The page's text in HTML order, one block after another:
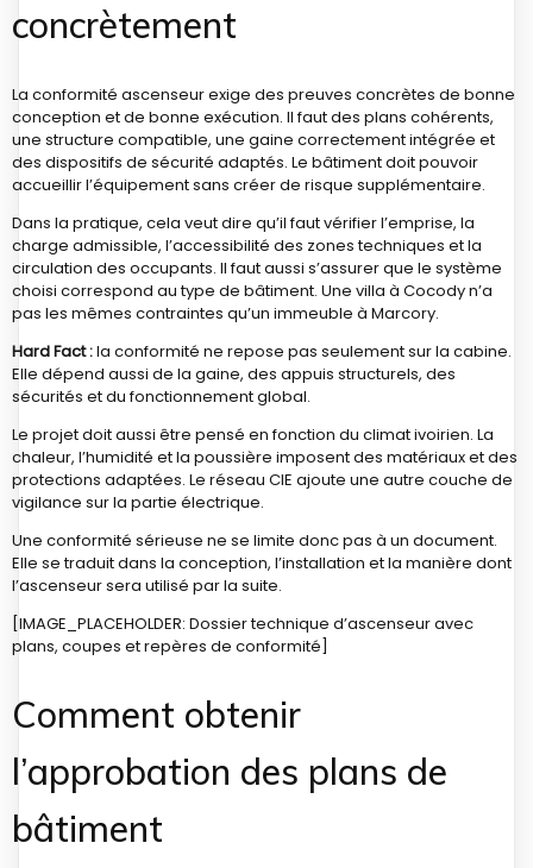
concrètement
La conformité ascenseur exige des preuves concrètes de bonne
conception et de bonne exécution. Il faut des plans cohérents,
une structure compatible, une gaine correctement intégrée et
des dispositifs de sécurité adaptés. Le bâtiment doit pouvoir
accueillir l’équipement sans créer de risque supplémentaire.
Dans la pratique, cela veut dire qu’il faut vérifier l’emprise, la
charge admissible, l’accessibilité des zones techniques et la
circulation des occupants. Il faut aussi s’assurer que le système
choisi correspond au type de bâtiment. Une villa à Cocody n’a
pas les mêmes contraintes qu’un immeuble à Marcory.
Hard Fact :la conformité ne repose pas seulement sur la cabine.
Elle dépend aussi de la gaine, des appuis structurels, des
sécurités et du fonctionnement global.
Le projet doit aussi être pensé en fonction du climat ivoirien. La
chaleur, l’humidité et la poussière imposent des matériaux et des
protections adaptées. Le réseau CIE ajoute une autre couche de
vigilance sur la partie électrique.
Une conformité sérieuse ne se limite donc pas à un document.
Elle se traduit dans la conception, l’installation et la manière dont
l’ascenseur sera utilisé par la suite.
[IMAGE_PLACEHOLDER: Dossier technique d’ascenseur avec
plans, coupes et repères de conformité]
Comment obtenir
l’approbation des plans de
bâtiment